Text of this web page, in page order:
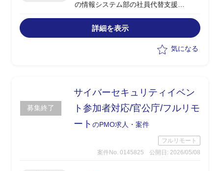
の情報システム部の社員代替支援
等、複数案件が並行稼働している環境で
の開発業務
・お客様社内の開発要員として参画
詳細を表示
気になる
募集終了
サイバーセキュリティイベン
ト参加者対応/官公庁/フルリモ
ート のPMO求人・案件
フルリモート
案件No. 0145825
公開日: 2026/05/08